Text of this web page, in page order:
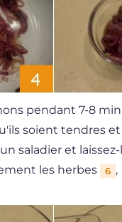
pendant 7-8
soient tendres
saladier et
les herbes
6 ,